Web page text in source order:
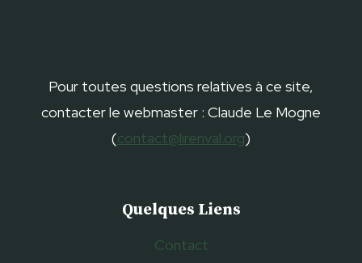
Pour toutes questions relatives à ce site,
contacter le webmaster : Claude Le Mogne
(contact@lirenval.org)
Quelques Liens
Contact